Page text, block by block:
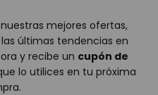
mejores ofertas,
últimas tendencias en
y recibe un cupón de
lo utilices en tu próxima